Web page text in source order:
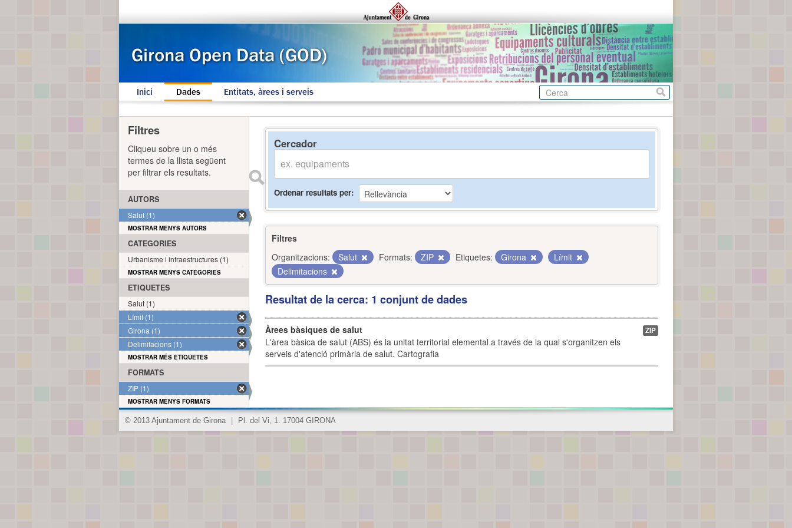
Inici Dades Entitats, àrees i serveis
Cercador
Ordenar resultats per
Filtres
Organitzacions:
Salut Formats: ZIP Etiquetes: Girona
Límit
Delimitacions
Resultat de la cerca: 1 conjunt de dades
Àrees bàsiques de salut
L'àrea bàsica de salut (ABS) és la unitat territorial elemental a través de la qual s'organitzen els
serveis d'atenció primària de salut. Cartografia
ZIP
Filtres
Cliqueu sobre un o més
termes de la llista següent
per filtrar els resultats.
AUTORS
Salut (1)
MOSTRAR MENYS AUTORS
CATEGORIES
Urbanisme i infraestructures (1)
MOSTRAR MENYS CATEGORIES
ETIQUETES
Salut (1)
Límit (1)
Girona (1)
Delimitacions (1)
MOSTRAR MÉS ETIQUETES
FORMATS
ZIP (1)
MOSTRAR MENYS FORMATS
© 2013 Ajuntament de Girona Pl. del Vi, 1. 17004 GIRONA